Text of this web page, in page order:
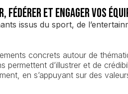
et engager vos
issus du sport, de
concrets autour de
d’illustrer et de
en s’appuyant sur des